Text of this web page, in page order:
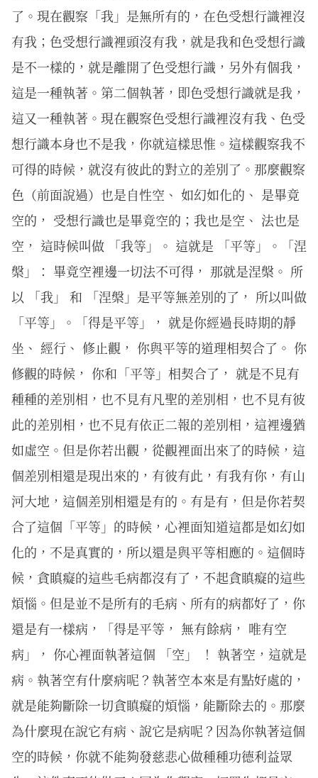
了。現在觀察「我」是無所有的，在色受想行識裡沒
有我；色受想行識裡頭沒有我，就是我和色受想行識
是不一樣的，就是離開了色受想行識，另外有個我，
這是一種執著。第二個執著，即色受想行識就是我，
這又一種執著。現在觀察色受想行識裡沒有我、色受
想行識本身也不是我，你就這樣思惟。這樣觀察我不
可得的時候，就沒有彼此的對立的差別了。那麼觀察
色（前面說過）也是自性空、 如幻如化的、 是畢竟
空的， 受想行識也是畢竟空的；我也是空、 法也是
空， 這時候叫做 「我等」。 這就是 「平等」。「涅
槃」： 畢竟空裡邊一切法不可得， 那就是涅槃。 所
以 「我」 和 「涅槃」是平等無差別的了， 所以叫做
「平等」。「得是平等」， 就是你經過長時期的靜
坐、 經行、 修止觀， 你與平等的道理相契合了。 你
修觀的時候， 你和「平等」相契合了， 就是不見有
種種的差別相，也不見有凡聖的差別相，也不見有彼
此的差別相，也不見有依正二報的差別相，這裡邊猶
如虛空。但是你若出觀，從觀裡面出來了的時候，這
個差別相還是現出來的，有彼有此，有我有你，有山
河大地，這個差別相還是有的。有是有，但是你若契
合了這個「平等」的時候，心裡面知道這都是如幻如
化的，不是真實的，所以還是與平等相應的。這個時
候，貪瞋癡的這些毛病都沒有了，不起貪瞋癡的這些
煩惱。但是並不是所有的毛病、所有的病都好了，你
還是有一樣病，「得是平等， 無有餘病， 唯有空
病」， 你心裡面執著這個 「空」 ！ 執著空，這就是
病。執著空有什麼病呢？執著空本來是有點好處的，
就是能夠斷除一切貪瞋癡的煩惱，能斷除去的。那麼
為什麼現在說它有病、說它是病呢？因為你執著這個
空的時候，你就不能夠發慈悲心做種種功德利益眾